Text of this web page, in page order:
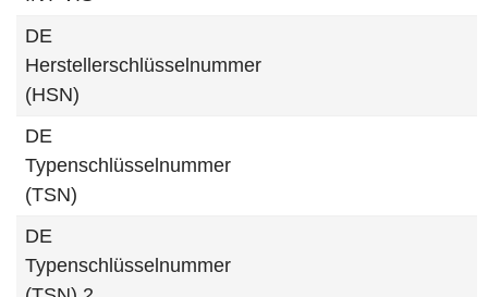
DE
Herstellerschlüsselnummer
(HSN)
DE
Typenschlüsselnummer
(TSN)
DE
Typenschlüsselnummer